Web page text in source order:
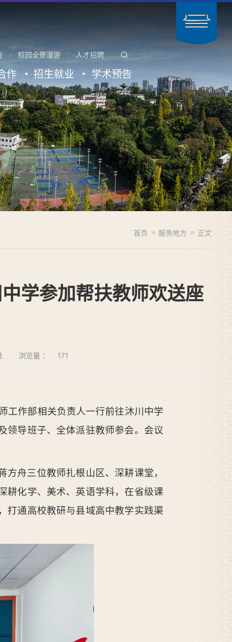
校园全景漫游 人才招聘
作 招生就业 学术预告
首页 服务地方 正文
学参加帮扶教师欢送座
浏览量 ： 171
工作部相关负责人一行前往沐川中学
领导班子、全体派驻教师参会。会议
舟三位教师扎根山区、深耕课堂，
耕化学、美术、英语学科，在省级课
打通高校教研与县域高中教学实践渠